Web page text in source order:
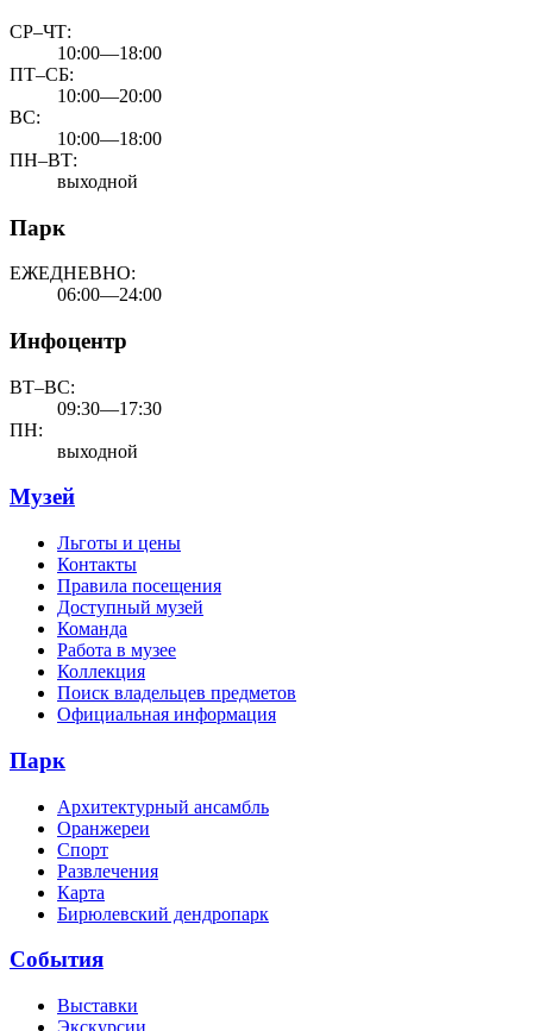
СР–ЧТ:
10:00—18:00
ПТ–СБ:
10:00—20:00
ВС:
10:00—18:00
ПН–ВТ:
выходной
Парк
ЕЖЕДНЕВНО:
06:00—24:00
Инфоцентр
ВТ–ВС:
09:30—17:30
ПН:
выходной
Музей
Льготы и цены
Контакты
Правила посещения
Доступный музей
Команда
Работа в музее
Коллекция
Поиск владельцев предметов
Официальная информация
Парк
Архитектурный ансамбль
Оранжереи
Спорт
Развлечения
Карта
Бирюлевский дендропарк
События
Выставки
Экскурсии